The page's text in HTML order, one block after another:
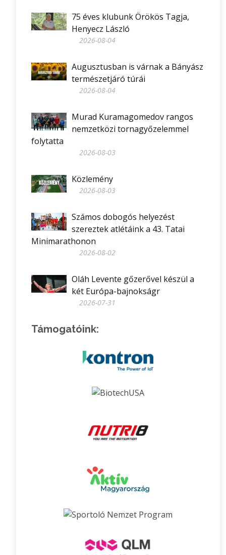
75 éves klubunk Örökös Tagja,
Henyecz László
2026-08-04
Augusztusban is várnak a Bányász
természetjáró túrái
2026-08-04
Murad Kuramagomedov rangos
nemzetközi tornagyőzelemmel
folytatta
2026-08-03
Közlemény
2026-08-03
Számos dobogós helyezést
szereztek atlétáink a 43. Tatai
Minimarathonon
2026-08-02
Oláh Levente gőzerővel készül a
két Európa-bajnokságr
2026-07-31
Támogatóink: